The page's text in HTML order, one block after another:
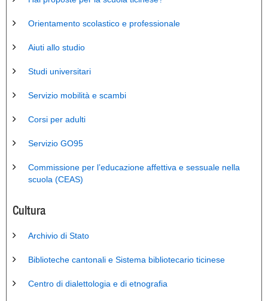
Orientamento scolastico e professionale
Aiuti allo studio
Studi universitari
Servizio mobilità e scambi
Corsi per adulti
Servizio GO95
Commissione per l’educazione affettiva e sessuale nella
scuola (CEAS)
Cultura
Archivio di Stato
Biblioteche cantonali e Sistema bibliotecario ticinese
Centro di dialettologia e di etnografia